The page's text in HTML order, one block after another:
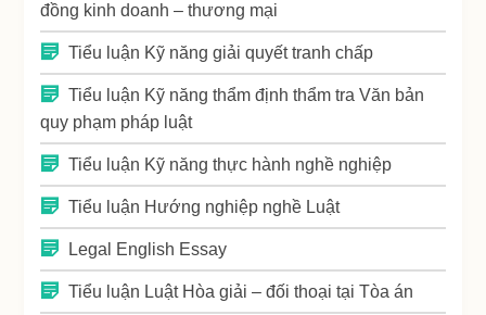
đồng kinh doanh – thương mại
Tiểu luận Kỹ năng giải quyết tranh chấp
Tiểu luận Kỹ năng thẩm định thẩm tra Văn bản
quy phạm pháp luật
Tiểu luận Kỹ năng thực hành nghề nghiệp
Tiểu luận Hướng nghiệp nghề Luật
Legal English Essay
Tiểu luận Luật Hòa giải – đối thoại tại Tòa án